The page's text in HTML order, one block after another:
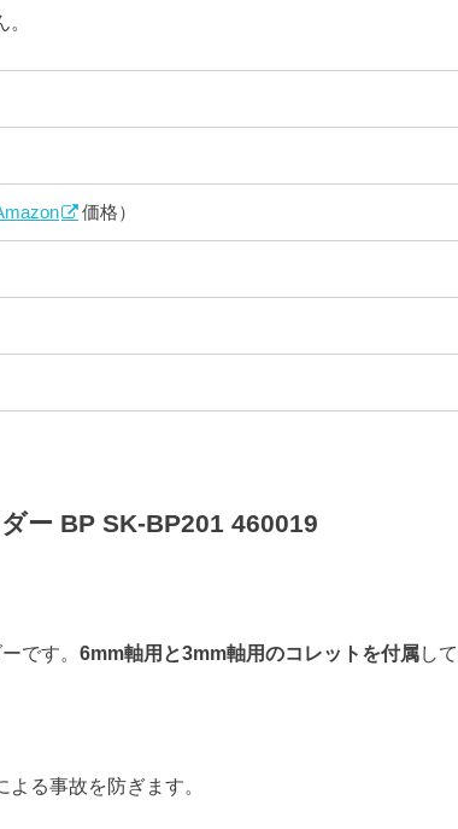
価格）
ー BP SK-BP201 460019
です。 6mm軸用と3mm軸用のコレットを付属して
る事故を防ぎます。